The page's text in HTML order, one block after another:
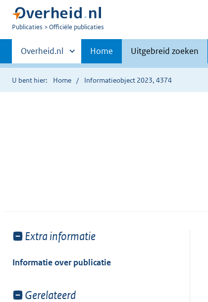
U
Publicaties Officiële publicaties
Primaire
navigatie
Andere
sites
binnen
Overheid.nl Home Uitgebreid zoeken
U bent hier: Home Informatieobject 2023, 4374
Toon
van:
Extra informatie
Informatie over publicatie
Toon
Gerelateerd